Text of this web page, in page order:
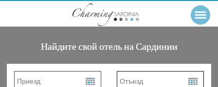
Найдите свой отель на Сардинии